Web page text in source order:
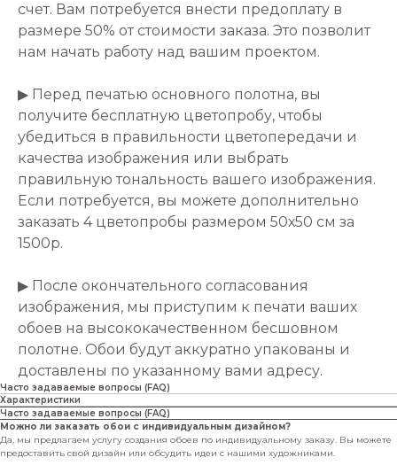
счет. Вам потребуется внести предоплату в
размере 50% от стоимости заказа. Это позволит
нам начать работу над вашим проектом.
▶ Перед печатью основного полотна, вы
получите бесплатную цветопробу, чтобы
убедиться в правильности цветопередачи и
качества изображения или выбрать
правильную тональность вашего изображения.
Если потребуется, вы можете дополнительно
заказать 4 цветопробы размером 50х50 см за
1500р.
▶ После окончательного согласования
изображения, мы приступим к печати ваших
обоев на высококачественном бесшовном
полотне. Обои будут аккуратно упакованы и
доставлены по указанному вами адресу.
Часто задаваемые вопросы (FAQ)
Характеристики
Часто задаваемые вопросы (FAQ)
Можно ли заказать обои с индивидуальным дизайном?
Да, мы предлагаем услугу создания обоев по индивидуальному заказу. Вы можете
предоставить свой дизайн или обсудить идеи с нашими художниками.